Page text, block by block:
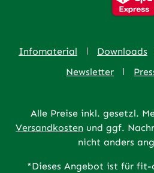
Infomaterial Downloads
Newsletter
Alle Preise inkl. gesetzl.
Versandkosten und ggf.
nicht anders
*Dieses Angebot ist für fit-